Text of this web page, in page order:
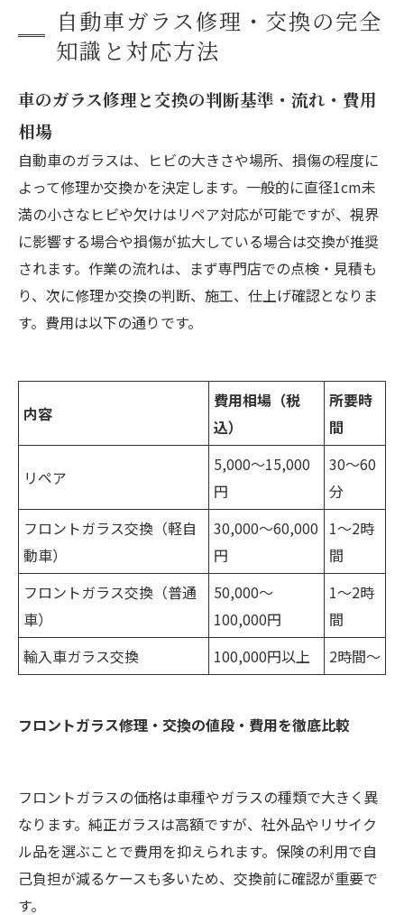
自動車ガラス修理・交換の完全
知識と対応方法
車のガラス修理と交換の判断基準・流れ・費用
相場
自動車のガラスは、ヒビの大きさや場所、損傷の程度に
よって修理か交換かを決定します。一般的に直径1cm未
満の小さなヒビや欠けはリペア対応が可能ですが、視界
に影響する場合や損傷が拡大している場合は交換が推奨
されます。作業の流れは、まず専門店での点検・見積も
り、次に修理か交換の判断、施工、仕上げ確認となりま
す。費用は以下の通りです。
内容
費用相場（税
込）
所要時
間
リペア
5,000〜15,000
円
30〜60
分
フロントガラス交換（軽自
動車）
30,000〜60,000
円
1〜2時
間
フロントガラス交換（普通
車）
50,000〜
100,000円
1〜2時
間
輸入車ガラス交換
100,000円以上 2時間〜
フロントガラス修理・交換の値段・費用を徹底比較
フロントガラスの価格は車種やガラスの種類で大きく異
なります。純正ガラスは高額ですが、社外品やリサイク
ル品を選ぶことで費用を抑えられます。保険の利用で自
己負担が減るケースも多いため、交換前に確認が重要で
す。